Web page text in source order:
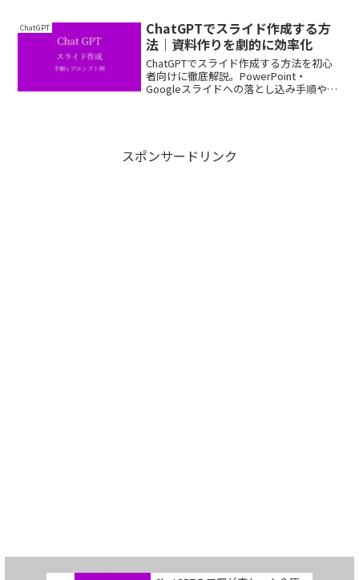
ChatGPT
ChatGPTでスライド作成する方
法｜資料作りを劇的に効率化
ChatGPTでスライド作成する方法を初心
者向けに徹底解説。PowerPoint・
Googleスライドへの落とし込み手順やプ
スポンサードリンク